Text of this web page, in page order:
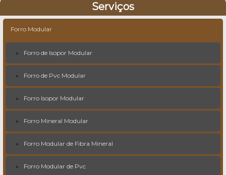
Serviços
Forro Modular
Forro de Isopor Modular
Forro de Pvc Modular
Forro Isopor Modular
Forro Mineral Modular
Forro Modular de Fibra Mineral
Forro Modular de Pvc